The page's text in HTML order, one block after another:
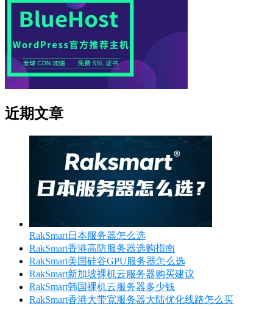
近期文章
RakSmart日本服务器怎么选
RakSmart香港高防服务器选购指南
RakSmart美国硅谷GPU服务器怎么选
RakSmart新加坡裸机云服务器购买建议
RakSmart韩国裸机云服务器多少钱
RakSmart香港大带宽服务器大陆优化线路怎么买